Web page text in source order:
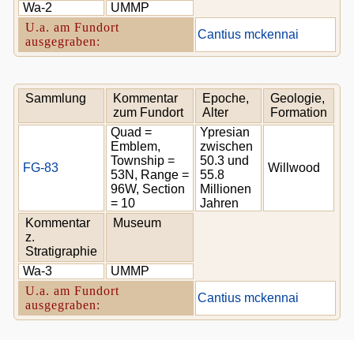
Wa-2
UMMP
U.a. am Fundort
ausgegraben:
Cantius mckennai
Sammlung
Kommentar
zum Fundort
Epoche,
Alter
Geologie,
Formation
FG-83
Quad =
Emblem,
Township =
53N, Range =
96W, Section
= 10
Ypresian
zwischen
50.3 und
55.8
Millionen
Jahren
Willwood
Kommentar
z.
Stratigraphie
Museum
Wa-3
UMMP
U.a. am Fundort
ausgegraben:
Cantius mckennai